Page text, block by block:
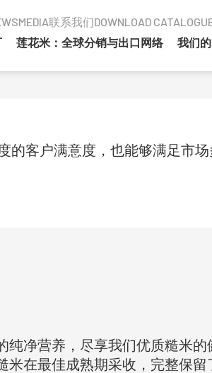
MEDIA联系我们DOWNLOAD
莲花米：全球分销与出口网络 我们
的客户满意度，也能够满足市
纯净营养，尽享我们优质糙米的
米在最佳成熟期采收，完整保留